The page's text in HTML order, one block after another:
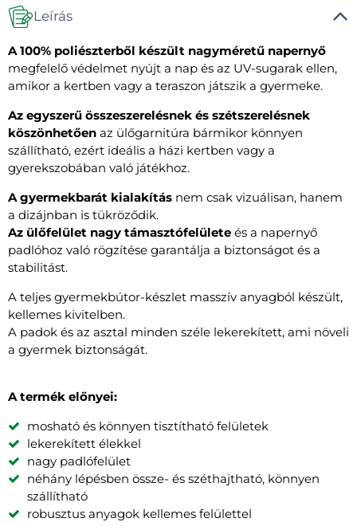
Leírás
A 100% poliészterből készült nagyméretű napernyő
megfelelő védelmet nyújt a nap és az UV-sugarak ellen,
amikor a kertben vagy a teraszon játszik a gyermeke.
Az egyszerű összeszerelésnek és szétszerelésnek
köszönhetően az ülőgarnitúra bármikor könnyen
szállítható, ezért ideális a házi kertben vagy a
gyerekszobában való játékhoz.
A gyermekbarát kialakítás nem csak vizuálisan, hanem
a dizájnban is tükröződik.
Az ülőfelület nagy támasztófelülete és a napernyő
padlóhoz való rögzítése garantálja a biztonságot és a
stabilitást.
A teljes gyermekbútor-készlet masszív anyagból készült,
kellemes kivitelben.
A padok és az asztal minden széle lekerekített, ami növeli
a gyermek biztonságát.
A termék előnyei:
mosható és könnyen tisztítható felületek
lekerekített élekkel
nagy padlófelület
néhány lépésben össze- és széthajtható, könnyen
szállítható
robusztus anyagok kellemes felülettel